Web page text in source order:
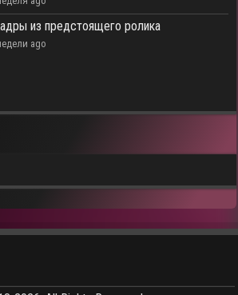
из предстоящего ролика
ago